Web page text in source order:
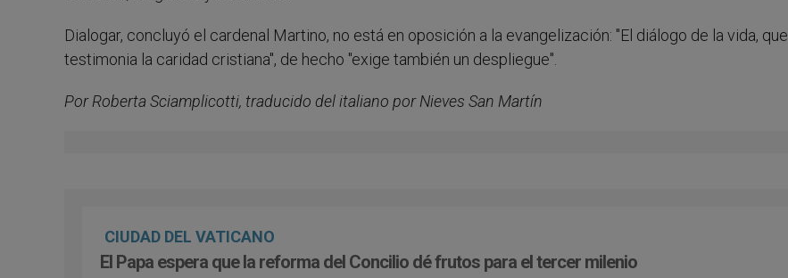
Dialogar, concluyó el cardenal Martino, no está en oposición a la evangelización: "El diálogo de la vida, que
testimonia la caridad cristiana", de hecho "exige también un despliegue".
Por Roberta Sciamplicotti, traducido del italiano por Nieves San Martín
CIUDAD DEL VATICANO
El Papa espera que la reforma del Concilio dé frutos para el tercer milenio